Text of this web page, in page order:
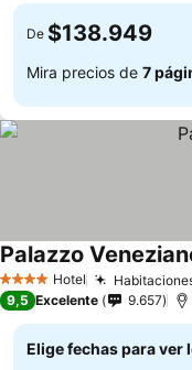
De $138.949
Mira precios de 7
4 EstrellasHotel
Palazzo
9,5 Excelente 9.657
Elige fechas para ver